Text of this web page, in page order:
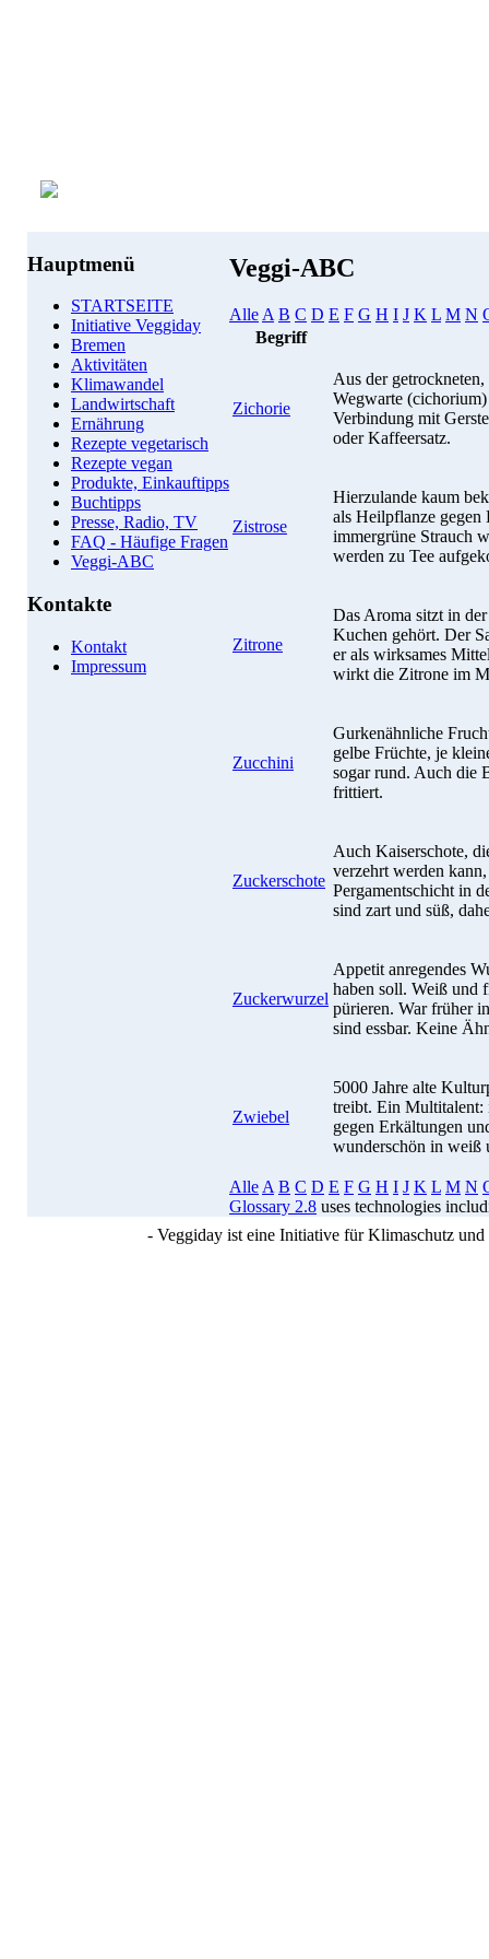
Hauptmenü
STARTSEITE
Initiative Veggiday
Bremen
Aktivitäten
Klimawandel
Landwirtschaft
Ernährung
Rezepte vegetarisch
Rezepte vegan
Produkte, Einkauftipps
Buchtipps
Presse, Radio, TV
FAQ - Häufige Fragen
Veggi-ABC
Kontakte
Kontakt
Impressum
Veggi-ABC
Alle A B C D E F G H I J K L M N
Begriff
Zichorie
Aus der
Wegwarte
Verbindung mit
oder Kaffeersatz.
Zistrose
Hierzulande kaum
als Heilpflanze gegen
immergrüne Strauch
werden zu Tee
Zitrone
Das Aroma sitzt in
Kuchen gehört. Der
er als wirksames
wirkt die Zitrone im
Zucchini
Gurkenähnliche
gelbe Früchte, je
sogar rund. Auch die
frittiert.
Zuckerschote
Auch Kaiserschote,
verzehrt werden
Pergamentschicht in
sind zart und süß,
Zuckerwurzel
Appetit anregendes
haben soll. Weiß und
pürieren. War früher
sind essbar. Keine
Zwiebel
5000 Jahre alte
treibt. Ein Multitalent:
gegen Erkältungen
wunderschön in weiß
Alle A B C D E F G H I J K L M N
Glossary 2.8 uses technologies
- Veggiday ist eine Initiative für Klimaschutz